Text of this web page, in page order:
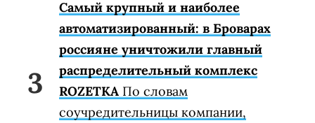
Самый крупный и наиболее
автоматизированный: в Броварах
россияне уничтожили главный
распределительный комплекс
ROZETKA По словам
соучредительницы компании,